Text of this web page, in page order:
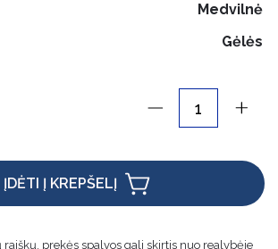
prekės
prekės
Medvilnė
Gėlės
ĮDĖTI Į KREPŠELĮ
prekės spalvos gali skirtis nuo realybėje